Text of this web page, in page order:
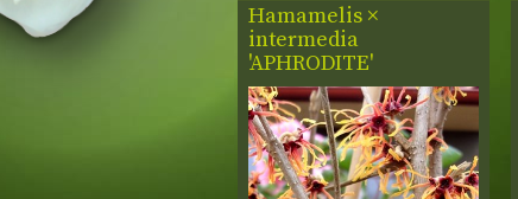
Hamamelis ×
intermedia
'APHRODITE'